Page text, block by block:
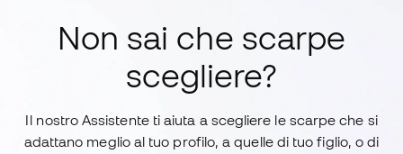
Non sai che scarpe
scegliere?
Il nostro Assistente ti aiuta a scegliere le scarpe che si
adattano meglio al tuo profilo, a quelle di tuo figlio, o di